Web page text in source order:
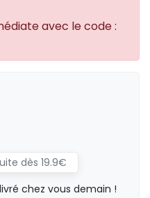
avec le code :
dès 19.9€
chez vous demain !